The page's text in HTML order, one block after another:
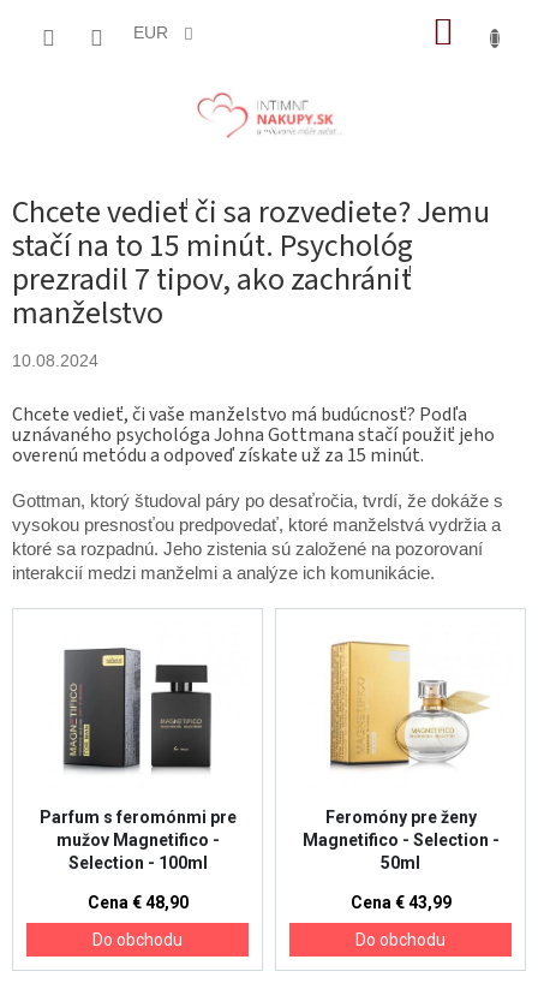
EUR
Chcete vedieť či sa rozvediete? Jemu
stačí na to 15 minút. Psychológ
prezradil 7 tipov, ako zachrániť
manželstvo
10.08.2024
Chcete vedieť, či vaše manželstvo má budúcnosť? Podľa
uznávaného psychológa Johna Gottmana stačí použiť jeho
overenú metódu a odpoveď získate už za 15 minút.
Gottman, ktorý študoval páry po desaťročia, tvrdí, že dokáže s
vysokou presnosťou predpovedať, ktoré manželstvá vydržia a
ktoré sa rozpadnú. Jeho zistenia sú založené na pozorovaní
interakcií medzi manželmi a analýze ich komunikácie.